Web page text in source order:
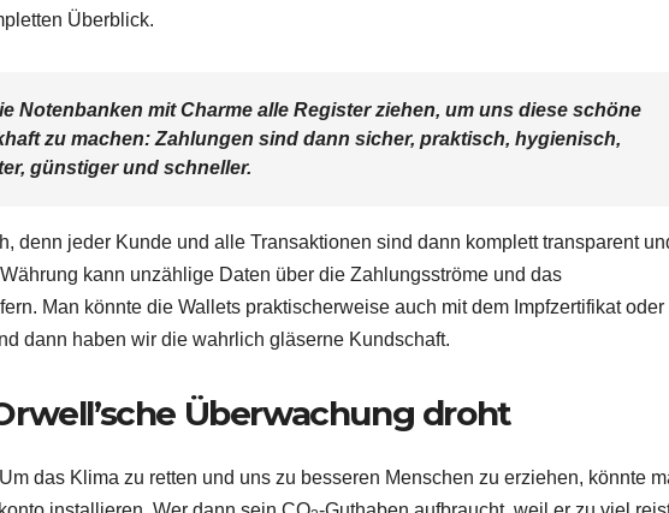
Überblick.
Notenbanken mit Charme alle Register ziehen, um uns diese schöne
zu machen: Zahlungen sind dann sicher, praktisch, hygienisch,
günstiger und schneller.
denn jeder Kunde und alle Transaktionen sind dann komplett transparent
kann unzählige Daten über die Zahlungsströme und das
Man könnte die Wallets praktischerweise auch mit dem Impfzertifikat oder
dann haben wir die wahrlich gläserne Kundschaft.
Überwachung droht
das Klima zu retten und uns zu besseren Menschen zu erziehen, könnte